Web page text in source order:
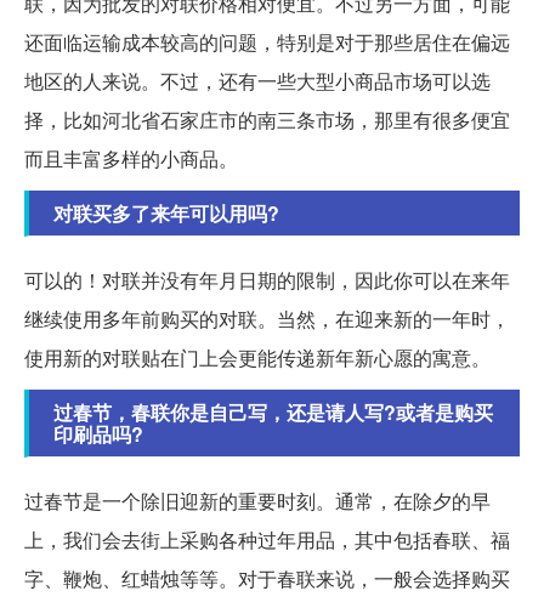
还面临运输成本较高的问题，特别是对于那些居住在偏远
地区的人来说。不过，还有一些大型小商品市场可以选
择，比如河北省石家庄市的南三条市场，那里有很多便宜
而且丰富多样的小商品。
对联买多了来年可以用吗?
可以的！对联并没有年月日期的限制，因此你可以在来年
继续使用多年前购买的对联。当然，在迎来新的一年时，
使用新的对联贴在门上会更能传递新年新心愿的寓意。
过春节，春联你是自己写，还是请人写?或者是购买
印刷品吗?
过春节是一个除旧迎新的重要时刻。通常，在除夕的早
上，我们会去街上采购各种过年用品，其中包括春联、福
字、鞭炮、红蜡烛等等。对于春联来说，一般会选择购买